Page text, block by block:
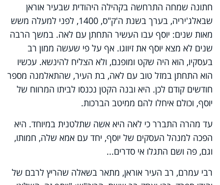
חתונה שמחה התרחשה בקהילה היהודית שבעיר אוראן
שבאלג'יריה, בערך בשנת ה'ק"ס, 1400, לפני למעלה משש
מאות שנים: יוסף עבו העשיר התחתן עם לאה. במשך הרבה
שנים לא מצא יוסף את זיווגו. אף על פי שעשה ממון רב
בעסקיו, הוא היה שקט ומופנם, ולא הצליח להינשא. עכשיו
הוא התחתן במזל טוב עם לאה, בת העיר, שהתאלמנה מספר
חודשים קודם לכן. היא ובנה הקטן נכנסו לביתו המרווח של
יוסף, וכולם איחלו להם ממיטב הברכות.
עד מהרה התברר כי לאה היא אשה שתלטנית במיוחד. היא
הפכה למנהל העסקים של יוסף, יחד עם אמא שלה, חמותו,
וגם, פה ושם התגלו אי סדרים...
רבי עמרם, רב העיר אוראן, מתאר בשאלה שהריץ לרבם של